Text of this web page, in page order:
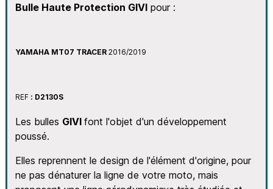
BulleHaute Protection GIVIpour :
YAMAHA MT07 TRACER2016/2019
REF : D2130S
Les bulles GIVI font l'objet d'un développement
poussé.
Elles reprennent le design de l'élément d'origine, pour
ne pas dénaturer la ligne de votre moto, mais